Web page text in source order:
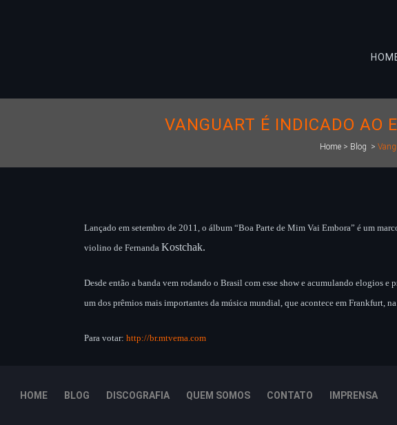
VANGUART É INDICADO AO
Home> Blog >
Lançado em setembro de 2011, o álbum “Boa Parte de Mim Vai Embora” é um
violino de Fernanda Kostchak.
Desde então a banda vem rodando o Brasil com esse show e acumulando elogios
um dos prêmios mais importantes da música mundial, que acontece em Frankfurt,
Para votar: http://br.mtvema.com
HOME BLOG DISCOGRAFIA QUEM SOMOS CONTATO IMPRENSA